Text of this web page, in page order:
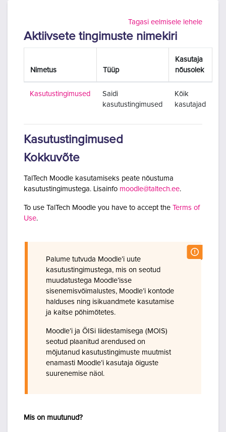
Tagasi eelmisele lehele
Aktiivsete tingimuste nimekiri
Nimetus Tüüp
Kasutaja
nõusolek
Kasutustingimused
Saidi
kasutustingimused
Kõik
kasutajad
Kasutustingimused
Kokkuvõte
TalTech Moodle kasutamiseks peate nõustuma
kasutustingimustega. Lisainfo moodle@taltech.ee.
To use TalTech Moodle you have to accept the Terms of
Use.
Palume tutvuda Moodle’i uute
kasutustingimustega, mis on seotud
muudatustega Moodle’isse
sisenemisvõimalustes, Moodle’i kontode
halduses ning isikuandmete kasutamise
ja kaitse põhimõtetes.
Moodle’i ja ÕISi liidestamisega (MOIS)
seotud plaanitud arendused on
mõjutanud kasutustingimuste muutmist
enamasti Moodle’i kasutaja õiguste
suurenemise näol.
Mis on muutunud?